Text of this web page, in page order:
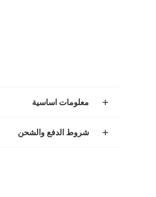
معلومات اساسية
شروط الدفع والشحن